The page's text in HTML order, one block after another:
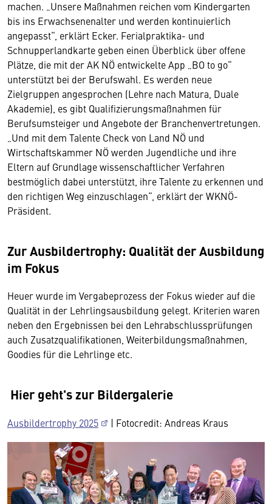
machen. „Unsere Maßnahmen reichen vom Kindergarten
bis ins Erwachsenenalter und werden kontinuierlich
angepasst“, erklärt Ecker. Ferialpraktika- und
Schnupperlandkarte geben einen Überblick über offene
Plätze, die mit der AK NÖ entwickelte App „BO to go“
unterstützt bei der Berufswahl. Es werden neue
Zielgruppen angesprochen (Lehre nach Matura, Duale
Akademie), es gibt Qualifizierungsmaßnahmen für
Berufsumsteiger und Angebote der Branchenvertretungen.
„Und mit dem Talente Check von Land NÖ und
Wirtschaftskammer NÖ werden Jugendliche und ihre
Eltern auf Grundlage wissenschaftlicher Verfahren
bestmöglich dabei unterstützt, ihre Talente zu erkennen und
den richtigen Weg einzuschlagen“, erklärt der WKNÖ-
Präsident.
Zur Ausbildertrophy: Qualität der Ausbildung
im Fokus
Heuer wurde im Vergabeprozess der Fokus wieder auf die
Qualität in der Lehrlingsausbildung gelegt. Kriterien waren
neben den Ergebnissen bei den Lehrabschlussprüfungen
auch Zusatzqualifikationen, Weiterbildungsmaßnahmen,
Goodies für die Lehrlinge etc.
Hier geht's zur Bildergalerie
Ausbildertrophy 2025 | Fotocredit: Andreas Kraus